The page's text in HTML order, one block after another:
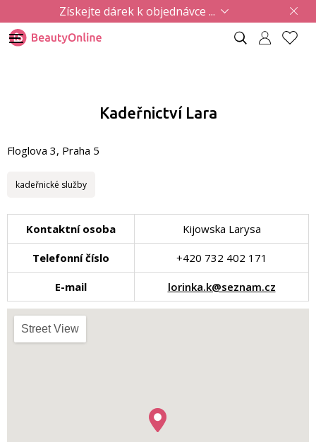
Získejte dárek k objednávce ...
Kadeřnictví Lara
Floglova 3, Praha 5
kadeřnické služby
Kontaktní osoba Kijowska Larysa
Telefonní číslo +420 732 402 171
E-mail lorinka.k@seznam.cz
Street View